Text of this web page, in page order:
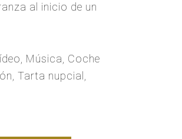
al inicio de un
Música, Coche
Tarta nupcial,